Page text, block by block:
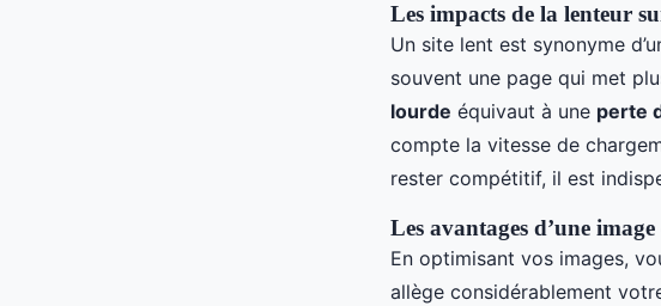
Les impacts de la lenteur
Un site lent est synonyme
souvent une page qui met
lourde équivaut à une perte
compte la vitesse de
rester compétitif, il est
Les avantages d’une
En optimisant vos images,
allège considérablement